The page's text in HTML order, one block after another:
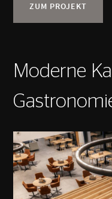
ZUM PROJEKT
Moderne